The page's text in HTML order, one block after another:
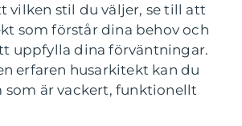
vilken stil du väljer, se till att
som förstår dina behov och
uppfylla dina förväntningar.
erfaren husarkitekt kan du
som är vackert, funktionellt